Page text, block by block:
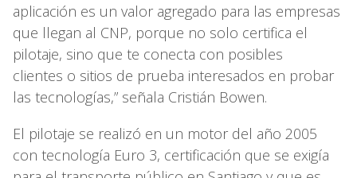
aplicación es un valor agregado para las empresas
que llegan al CNP, porque no solo certifica el
pilotaje, sino que te conecta con posibles
clientes o sitios de prueba interesados en probar
las tecnologías,” señala Cristián Bowen.
El pilotaje se realizó en un motor del año 2005
con tecnología Euro 3, certificación que se exigía